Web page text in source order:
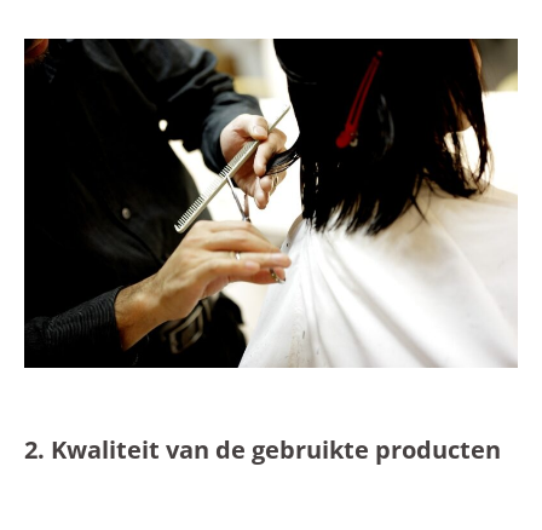
2. Kwaliteit van de gebruikte producten